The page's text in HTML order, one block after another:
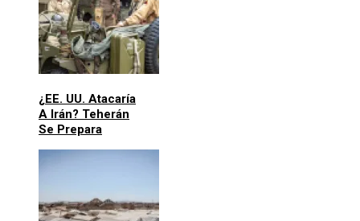
¿EE. UU. Atacaría
A Irán? Teherán
Se Prepara